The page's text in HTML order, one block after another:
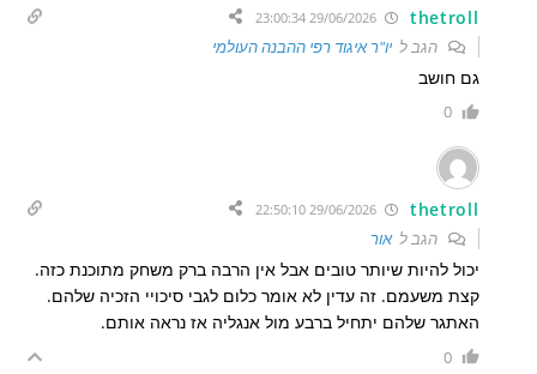
thetroll
29/06/2026 23:00:34
הגב ליו"ר איגוד רפי ההבנה העולמי
גם חושב
0
thetroll
29/06/2026 22:50:10
הגב לאור
יכול להיות שיותר טובים אבל אין הרבה ברק משחק מתוכנת כזה.
קצת משעמם. זה עדין לא אומר כלום לגבי סיכויי הזכיה שלהם.
האתגר שלהם יתחיל ברבע מול אנגליה אז נראה אותם.
0